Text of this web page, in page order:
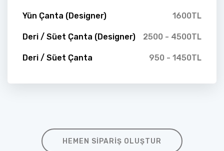
Yün Çanta (Designer) 1600TL
Deri / Süet Çanta (Designer) 2500 - 4500TL
Deri / Süet Çanta 950 - 1450TL
HEMEN SIPARIŞ OLUŞTUR